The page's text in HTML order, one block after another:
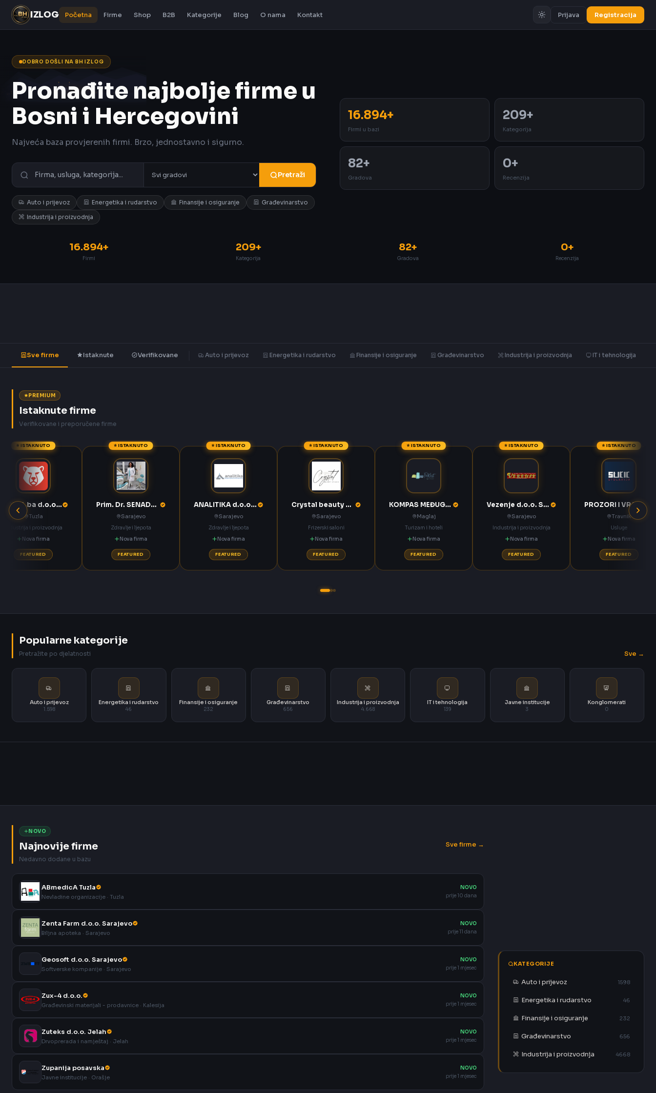
IZLOG Početna Firme Shop B2B Kategorije Blog O nama Kontakt Prijava Registracija
DOBRO DOŠLI NA BH IZLOG
Pronađite najbolje firme u
Bosni i Hercegovini
Najveća baza provjerenih firmi. Brzo, jednostavno i sigurno.
Pretraži
Auto i prijevoz Energetika i rudarstvo Finansije i osiguranje
Građevinarstvo
Industrija i proizvodnja
16.894+
Firmi u bazi
209+
Kategorija
82+
Gradova
0+
Recenzija
16.894+
Firmi
209+
Kategorija
82+
Gradova
0+
Recenzija
Sve firme Istaknute Verifikovane Auto i prijevoz Energetika i rudarstvo Finansije i osiguranje Građevinarstvo Industrija i proizvodnja IT i tehnologija
PREMIUM
Istaknute firme
Verifikovane i preporučene firme
⭐ ISTAKNUTO
ANNOA.ba d.o.o. Tuzla
Tuzla
Industrija i proizvodnja
Nova firma
FEATURED
⭐ ISTAKNUTO
Prim. Dr. SENADETA OMERBAŠIĆ STOMATOLOŠKA ORDINACIJA
Sarajevo
Zdravlje i ljepota
Nova firma
FEATURED
⭐ ISTAKNUTO
ANALITIKA d.o.o. Sarajevo
Sarajevo
Zdravlje i ljepota
Nova firma
FEATURED
⭐ ISTAKNUTO
Crystal beauty studio Sarajevo
Sarajevo
Frizerski saloni
Nova firma
FEATURED
⭐ ISTAKNUTO
KOMPAS MEĐUGORJE d.d. Međugorje
Maglaj
Turizam i hoteli
Nova firma
FEATURED
⭐ ISTAKNUTO
Vezenje d.o.o. Sarajevo
Sarajevo
Industrija i proizvodnja
Nova firma
FEATURED
⭐ ISTAKNUTO
PROZORI I VRATA Sučić Nova Bila
Travnik
Usluge
Nova firma
FEATURED
Popularne kategorije
Pretražite po djelatnosti Sve →
Auto i prijevoz
1.598
Energetika i rudarstvo
46
Finansije i osiguranje
232
Građevinarstvo
656
Industrija i proizvodnja
4.668
IT i tehnologija
139
Javne institucije
3
Konglomerati
0
NOVO
Najnovije firme
Nedavno dodane u bazu
Sve firme →
ABmedicA Tuzla
Nevladine organizacije · Tuzla
NOVO
prije 10 dana
Zenta Farm d.o.o. Sarajevo
Biljna apoteka · Sarajevo
NOVO
prije 11 dana
Geosoft d.o.o. Sarajevo
Softverske kompanije · Sarajevo
NOVO
prije 1 mjesec
Zux-4 d.o.o.
Građevinski materijali - prodavnice · Kalesija
NOVO
prije 1 mjesec
Zuteks d.o.o. Jelah
Drvoprerada i namještaj · Jelah
NOVO
prije 1 mjesec
Zupanija posavska
Javne institucije · Orašje
NOVO
prije 1 mjesec
KATEGORIJE
Auto i prijevoz 1598
Energetika i rudarstvo 46
Finansije i osiguranje 232
Građevinarstvo 656
Industrija i proizvodnja 4668